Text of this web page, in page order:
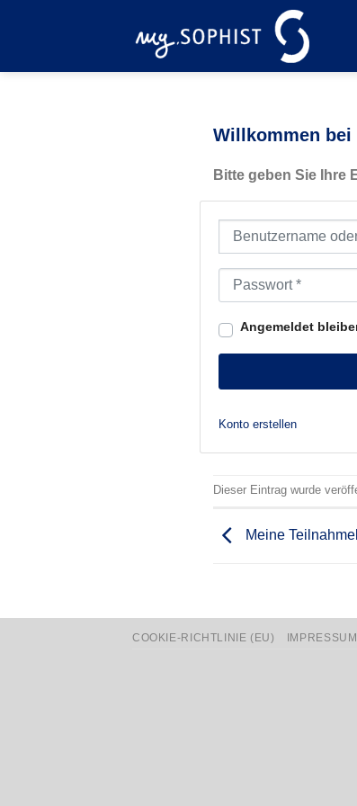
Willkommen bei
Bitte geben Sie Ihre
Benutzername oder
Passwort
Angemeldet
Konto erstellen
Dieser Eintrag wurde
Meine
COOKIE-RICHTLINIE (EU) IMPRESSUM